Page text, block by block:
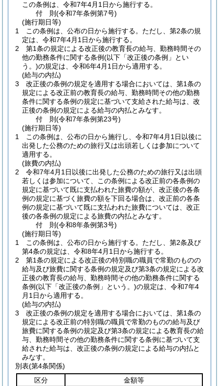
この条例は、令和7年4月1日から施行する。
付 則(令和7年条例第7号)
(施行期日等)
1
この条例は、公布の日から施行する。 ただし、第2条の規
定は、令和7年4月1日から施行する。
2
第1条の規定による改正後の教育長の給与、勤務時間その
他の勤務条件に関する条例(以下「改正後の条例」とい
う。)の規定は、令和6年4月1日から適用する。
(給与の内払)
3
改正後の条例の規定を適用する場合においては、第1条の
規定による改正前の教育長の給与、勤務時間その他の勤務
条件に関する条例の規定に基づいて支給された給与は、改
正後の条例の規定による給与の内払とみなす。
付 則(令和7年条例第23号)
(施行期日等)
1
この条例は、公布の日から施行し、令和7年4月1日以後に
出発した公務のための旅行又は出頭若しくは参加について
適用する。
(旅費の内払)
2
令和7年4月1日以後に出発した公務のための旅行又は出頭
若しくは参加について、この条例による改正前の各条例の
規定に基づいて既に支払われた旅費の額が、改正後の各条
例の規定に基づく旅費の額を下回る場合は、改正前の各条
例の規定に基づいて既に支払われた旅費については、改正
後の各条例の規定による旅費の内払とみなす。
付 則(令和8年条例第3号)
(施行期日等)
1
この条例は、公布の日から施行する。 ただし、第2条及び
第4条の規定は、令和8年4月1日から施行する。
2
第1条の規定による改正後の特別職の職員で常勤のものの
給与及び旅費に関する条例の規定及び第3条の規定による改
正後の教育長の給与、勤務時間その他の勤務条件に関する
条例(以下「改正後の条例」という。)の規定は、令和7年4
月1日から適用する。
(給与の内払)
3
改正後の条例の規定を適用する場合においては、第1条の
規定による改正前の特別職の職員で常勤のものの給与及び
旅費に関する条例の規定及び第3条の規定による教育長の給
与、勤務時間その他の勤務条件に関する条例に基づいて支
給された給与は、改正後の条例の規定による給与の内払と
みなす。
別表(第4条関係)
区分
金額等